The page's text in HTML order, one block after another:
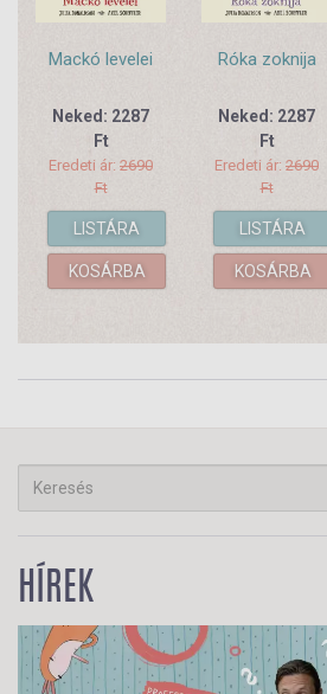
Mackó levelei
Neked: 2287
Ft
Eredeti ár: 2690
Ft
LISTÁRA
KOSÁRBA
Róka zoknija
Neked: 2287
Ft
Eredeti ár: 2690
Ft
LISTÁRA
KOSÁRBA
HÍREK